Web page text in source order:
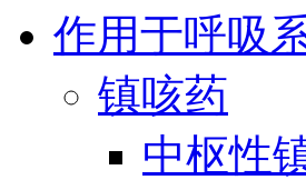
作用于呼吸
镇咳药
中枢性